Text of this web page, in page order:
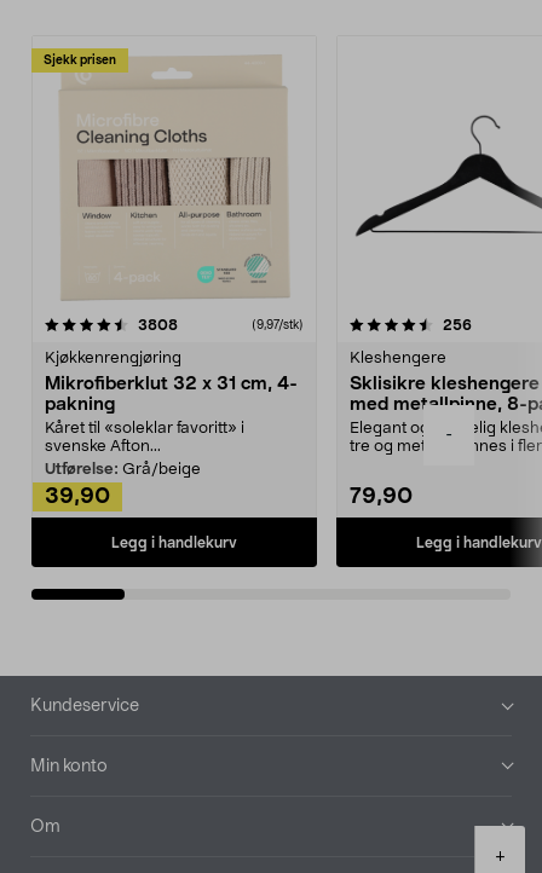
-
+
Sjekk prisen
3808anmeldelser(9,97/stk)
Kjøkkenrengjøring
Mikrofiberklut 32 x 31 cm, 4-
pakning
Kåret til «soleklar favoritt» i
svenske Afton...
Utførelse: Grå/beige
39,90
Legg i handlekurv
4.5av 5 stjerner 256
Kleshengere
Sklisikre
med metallpinne, 8-
Elegant og skikkelig
tre og metall – finnes i
79,90
Legg i handlekurv
4.5av 5 stjerner
Bunntekst
Kundeservice
Min konto
Om